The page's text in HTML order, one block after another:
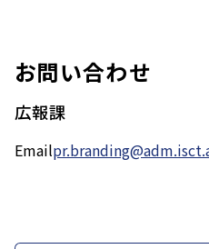
お問い合わせ
広報課
Email